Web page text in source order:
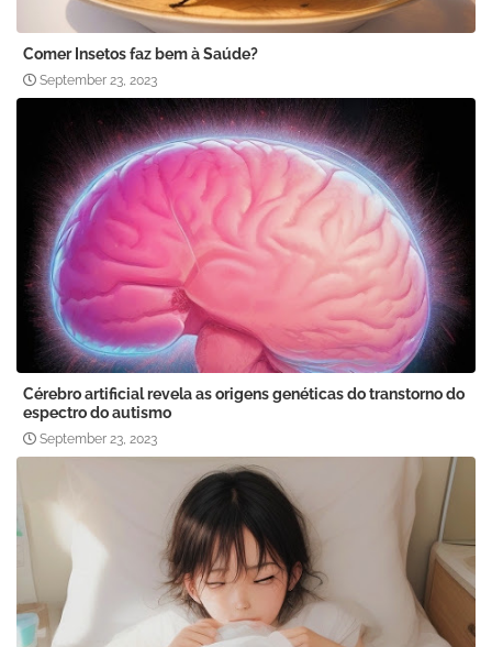
Comer Insetos faz bem à Saúde?
September 23, 2023
Cérebro artificial revela as origens genéticas do transtorno do
espectro do autismo
September 23, 2023